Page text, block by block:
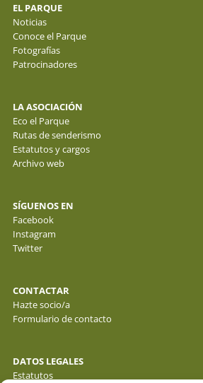
EL PARQUE
Noticias
Conoce el Parque
Fotografías
Patrocinadores
LA ASOCIACIÓN
Eco el Parque
Rutas de senderismo
Estatutos y cargos
Archivo web
SÍGUENOS EN
Facebook
Instagram
Twitter
CONTACTAR
Hazte socio/a
Formulario de contacto
DATOS LEGALES
Estatutos